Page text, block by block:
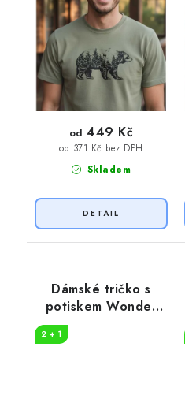
Skladem
od 371 Kč bez DPH
od 449 Kč
Dámské tričko s
potiskem Wonder
2 + 1